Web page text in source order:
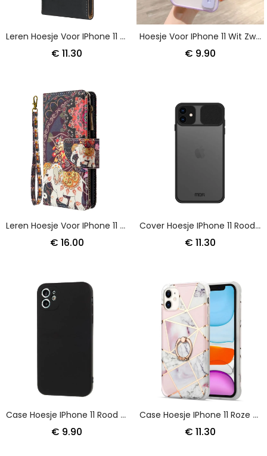
Leren Hoesje Voor IPhone 11 Verticale Klep Van Echt Leer
€ 11.30
Hoesje Voor IPhone 11 Wit Zwart Hybride Met Draagriem
€ 9.90
Leren Hoesje Voor IPhone 11 Zak Met Olifantenrits
€ 16.00
Cover Hoesje IPhone 11 Rood Zwart Telefoonhoesje Afdekking Van De Mofi-Fotomodule
€ 11.30
Case Hoesje IPhone 11 Rood Zwart Telefoonhoesje Pure Kleur Mat Siliconen
€ 9.90
Case Hoesje IPhone 11 Roze Magenta Telefoonhoesje Geometrisch Marmer Met Steunring
€ 11.30